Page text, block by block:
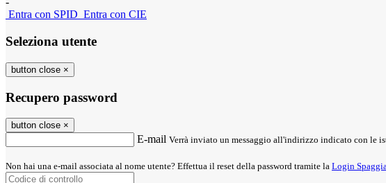
Entra con SPID Entra con CIE
Seleziona utente
button close ×
Recupero password
button close ×
E-mail Verrà inviato un messaggio all'indirizzo indicato con le
Non hai una e-mail associata al nome utente? Effettua il reset della password tramite la Login